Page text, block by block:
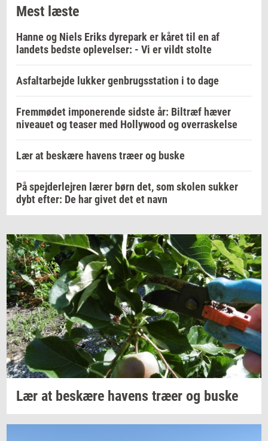
Mest læste
Hanne og Niels Eriks dyrepark er kåret til en af
landets bedste oplevelser: - Vi er vildt stolte
Asfaltarbejde lukker genbrugsstation i to dage
Fremmødet imponerende sidste år: Biltræf hæver
niveauet og teaser med Hollywood og overraskelse
Lær at beskære havens træer og buske
På spejderlejren lærer børn det, som skolen sukker
dybt efter: De har givet det et navn
Lær at be­skæ­re ha­vens træer og buske